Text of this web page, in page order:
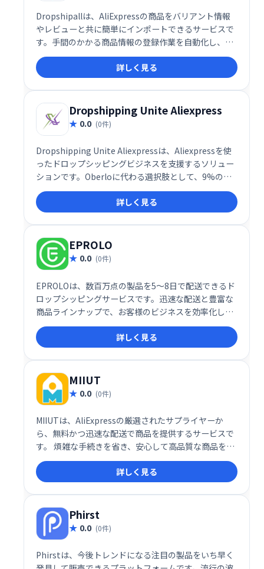
Dropshipallは、AliExpressの商品をバリアント情報
やレビューと共に簡単にインポートできるサービスで
す。手間のかかる商品情報の登録作業を自動化し、迅
速なECサイト運営を支援します。効率的なドロップシ
ッピングを実現し、ビジネスの成長を加速させます。
詳しく見る
Dropshipping Unite Aliexpress
0.0 (0件)
Dropshipping Unite Aliexpressは、Aliexpressを使
ったドロップシッピングビジネスを支援するソリュー
ションです。Oberloに代わる選択肢として、9%の報
酬を得ながら効率的な商品仕入れと販売を可能にしま
す。 初心者にも扱いやすく、ドロップシッピングビジ
ネスの成功をサポートします。
詳しく見る
EPROLO
0.0 (0件)
EPROLOは、数百万点の製品を5～8日で配送できるド
ロップシッピングサービスです。迅速な配送と豊富な
商品ラインナップで、お客様のビジネスを効率化し、
売上拡大をサポートします。 手軽に始められるドロッ
プシッピングで、新たなビジネスチャンスを掴みまし
ょう。
詳しく見る
MIIUT
0.0 (0件)
MIIUTは、AliExpressの厳選されたサプライヤーか
ら、無料かつ迅速な配送で商品を提供するサービスで
す。 煩雑な手続きを省き、安心して高品質な商品を手
に入れられます。 AliExpressでの買い物をよりスムー
ズで効率的にする、信頼できるパートナーとして
MIIUTをご活用ください。
詳しく見る
Phirst
0.0 (0件)
Phirstは、今後トレンドになる注目の製品をいち早く